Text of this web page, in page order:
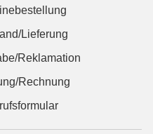
Lieferung
Reklamation
Rechnung